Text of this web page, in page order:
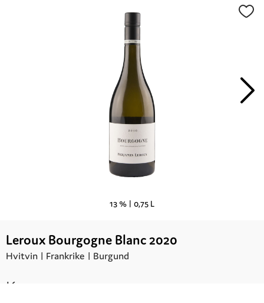
13 % | 0,75 L
Leroux Bourgogne Blanc 2020
Hvitvin | Frankrike | Burgund
Kr.